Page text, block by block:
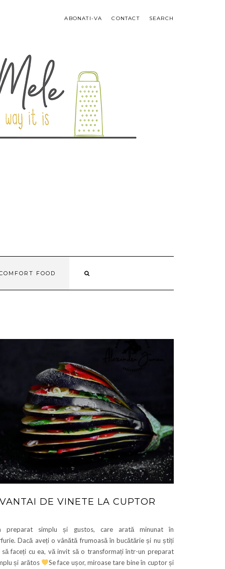
ABONATI-VA CONTACT SEARCH
FOOD
DE VINETE LA CUPTOR
preparat simplu și gustos, care arată minunat în
Dacă aveți o vânătă frumoasă în bucătărie și nu știți
să faceți cu ea, vă invit să o transformați într-un preparat
și arătos
Se face ușor, miroase tare bine în cuptor și